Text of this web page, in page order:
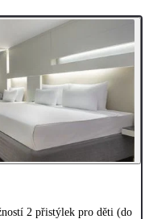
2 přistýlek pro děti (do